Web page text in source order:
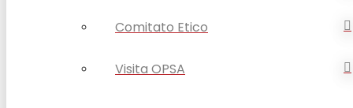
Comitato Etico
Visita OPSA